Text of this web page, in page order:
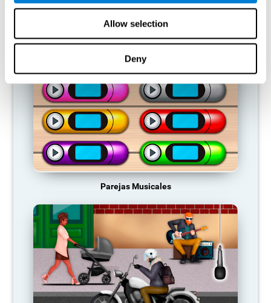
Allow selection
Deny
JUEGOS RECOMENDADOS
Parejas Musicales